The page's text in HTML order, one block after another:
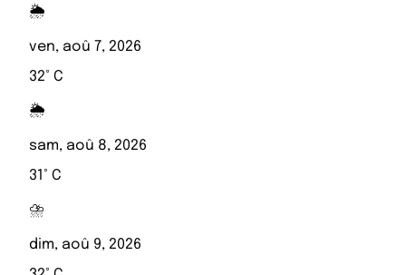
🌦️
ven, aoû 7, 2026
32° C
🌦️
sam, aoû 8, 2026
31° C
⛈️
dim, aoû 9, 2026